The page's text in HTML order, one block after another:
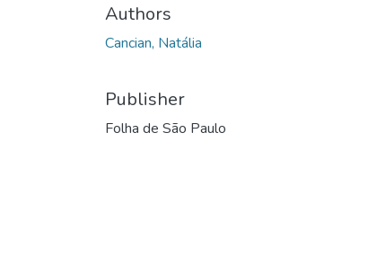
Authors
Cancian, Natália
Publisher
Folha de São Paulo